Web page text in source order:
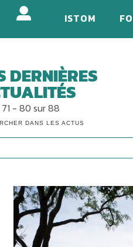
ISTOM
DERNIÈRES
- 80 sur 88
DANS LES ACTUS